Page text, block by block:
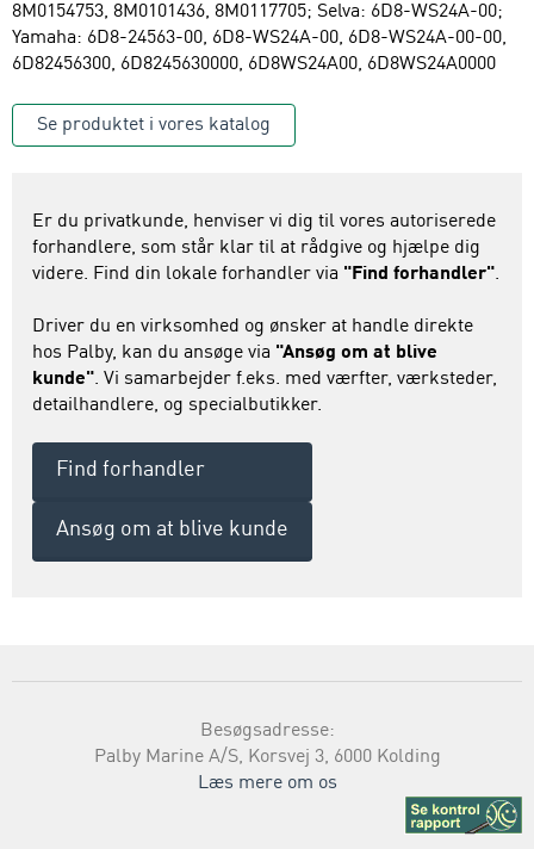
8M0154753, 8M0101436, 8M0117705; Selva: 6D8-WS24A-00;
Yamaha: 6D8-24563-00, 6D8-WS24A-00, 6D8-WS24A-00-00,
6D82456300, 6D8245630000, 6D8WS24A00, 6D8WS24A0000
Se produktet i vores katalog
Er du privatkunde, henviser vi dig til vores autoriserede
forhandlere, som står klar til at rådgive og hjælpe dig
videre. Find din lokale forhandler via "Find forhandler".
Driver du en virksomhed og ønsker at handle direkte
hos Palby, kan du ansøge via "Ansøg om at blive
kunde". Vi samarbejder f.eks. med værfter, værksteder,
detailhandlere, og specialbutikker.
Find forhandler
Ansøg om at blive kunde
Besøgsadresse:
Palby Marine A/S, Korsvej 3, 6000 Kolding
Læs mere om os